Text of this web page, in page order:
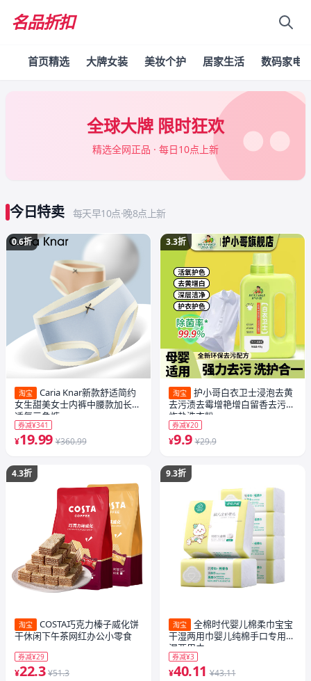
名品折扣
首页精选 大牌女装 美妆个护 居家生活 数码家电
全球大牌 限时狂欢
精选全网正品 · 每日10点上新
今日特卖 每天早10点·晚8点上新
0.6折
淘宝
Caria Knar新款舒适简约
女生甜美女士内裤中腰款加长裆
透气三角裤
券减¥341
¥19.99 ¥360.99
4.3折
淘宝
COSTA巧克力榛子威化饼
干休闲下午茶网红办公小零食
券减¥29
¥22.3 ¥51.3
3.3折
淘宝
护小哥白衣卫士浸泡去黄
去污渍去霉增艳增白留香去污爆
炸盐洗衣粉
券减¥20
¥9.9 ¥29.9
9.3折
淘宝
全棉时代婴儿棉柔巾宝宝
干湿两用巾婴儿纯棉手口专用干
湿两用巾
券减¥3
¥40.11 ¥43.11